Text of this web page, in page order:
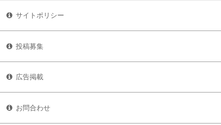
サイトポリシー
投稿募集
広告掲載
お問合わせ